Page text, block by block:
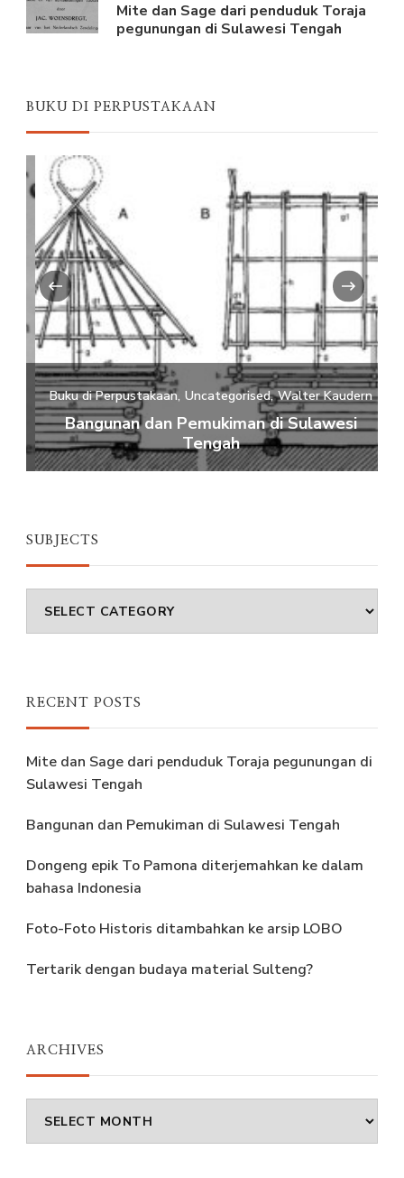
Mite dan Sage dari penduduk Toraja
pegunungan di Sulawesi Tengah
BUKU DI PERPUSTAKAAN
Buku di Perpustakaan Uncategorised Walter Kaudern
Bangunan dan Pemukiman di Sulawesi
Tengah
‹
SUBJECTS
Subjects
RECENT POSTS
Mite dan Sage dari penduduk Toraja pegunungan di
Sulawesi Tengah
Bangunan dan Pemukiman di Sulawesi Tengah
Dongeng epik To Pamona diterjemahkan ke dalam
bahasa Indonesia
Foto-Foto Historis ditambahkan ke arsip LOBO
Tertarik dengan budaya material Sulteng?
ARCHIVES
Archives